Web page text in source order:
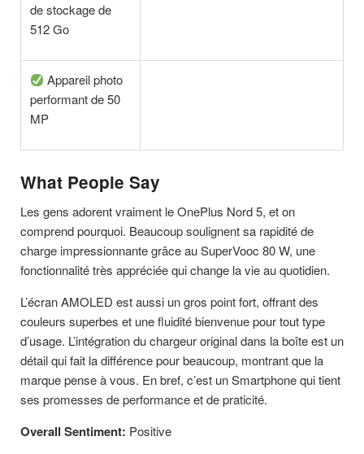
de stockage de
512 Go
Appareil photo
performant de 50
MP
What People Say
Les gens adorent vraiment le OnePlus Nord 5, et on
comprend pourquoi. Beaucoup soulignent sa rapidité de
charge impressionnante grâce au SuperVooc 80 W, une
fonctionnalité très appréciée qui change la vie au quotidien.
L’écran AMOLED est aussi un gros point fort, offrant des
couleurs superbes et une fluidité bienvenue pour tout type
d’usage. L’intégration du chargeur original dans la boîte est un
détail qui fait la différence pour beaucoup, montrant que la
marque pense à vous. En bref, c’est un Smartphone qui tient
ses promesses de performance et de praticité.
Overall Sentiment: Positive